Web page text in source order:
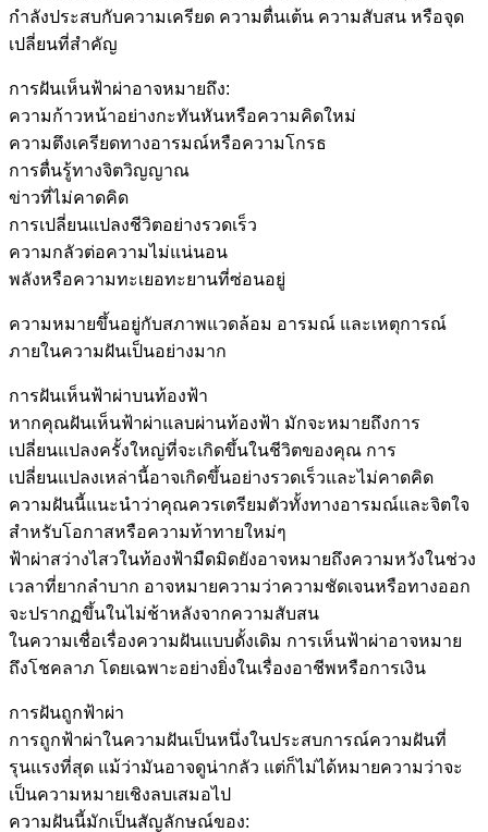
กำลังประสบกับความเครียด ความตื่นเต้น ความสับสน หรือจุด
เปลี่ยนที่สำคัญ
การฝันเห็นฟ้าผ่าอาจหมายถึง:
ความก้าวหน้าอย่างกะทันหันหรือความคิดใหม่
ความตึงเครียดทางอารมณ์หรือความโกรธ
การตื่นรู้ทางจิตวิญญาณ
ข่าวที่ไม่คาดคิด
การเปลี่ยนแปลงชีวิตอย่างรวดเร็ว
ความกลัวต่อความไม่แน่นอน
พลังหรือความทะเยอทะยานที่ซ่อนอยู่
ความหมายขึ้นอยู่กับสภาพแวดล้อม อารมณ์ และเหตุการณ์
ภายในความฝันเป็นอย่างมาก
การฝันเห็นฟ้าผ่าบนท้องฟ้า
หากคุณฝันเห็นฟ้าผ่าแลบผ่านท้องฟ้า มักจะหมายถึงการ
เปลี่ยนแปลงครั้งใหญ่ที่จะเกิดขึ้นในชีวิตของคุณ การ
เปลี่ยนแปลงเหล่านี้อาจเกิดขึ้นอย่างรวดเร็วและไม่คาดคิด
ความฝันนี้แนะนำว่าคุณควรเตรียมตัวทั้งทางอารมณ์และจิตใจ
สำหรับโอกาสหรือความท้าทายใหม่ๆ
ฟ้าผ่าสว่างไสวในท้องฟ้ามืดมิดยังอาจหมายถึงความหวังในช่วง
เวลาที่ยากลำบาก อาจหมายความว่าความชัดเจนหรือทางออก
จะปรากฏขึ้นในไม่ช้าหลังจากความสับสน
ในความเชื่อเรื่องความฝันแบบดั้งเดิม การเห็นฟ้าผ่าอาจหมาย
ถึงโชคลาภ โดยเฉพาะอย่างยิ่งในเรื่องอาชีพหรือการเงิน
การฝันถูกฟ้าผ่า
การถูกฟ้าผ่าในความฝันเป็นหนึ่งในประสบการณ์ความฝันที่
รุนแรงที่สุด แม้ว่ามันอาจดูน่ากลัว แต่ก็ไม่ได้หมายความว่าจะ
เป็นความหมายเชิงลบเสมอไป
ความฝันนี้มักเป็นสัญลักษณ์ของ: